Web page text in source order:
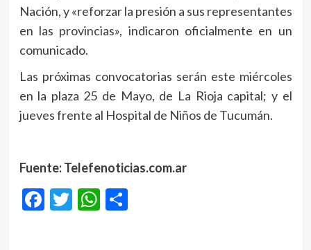
Nación, y «reforzar la presión a sus representantes
en las provincias», indicaron oficialmente en un
comunicado.
Las próximas convocatorias serán este miércoles
en la plaza 25 de Mayo, de La Rioja capital; y el
jueves frente al Hospital de Niños de Tucumán.
Fuente: Telefenoticias.com.ar
Facebook
Twitter
WhatsApp
Compartir